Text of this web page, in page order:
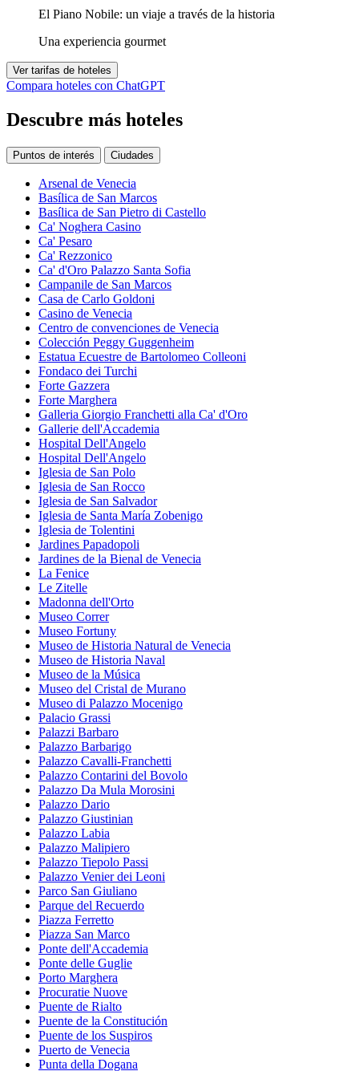
El Piano Nobile: un viaje a través de la historia
Una experiencia gourmet
Ver tarifas de hoteles
Compara hoteles con ChatGPT
Descubre más hoteles
Puntos de interés Ciudades
Arsenal de Venecia
Basílica de San Marcos
Basílica de San Pietro di Castello
Ca' Noghera Casino
Ca' Pesaro
Ca' Rezzonico
Ca' d'Oro Palazzo Santa Sofia
Campanile de San Marcos
Casa de Carlo Goldoni
Casino de Venecia
Centro de convenciones de Venecia
Colección Peggy Guggenheim
Estatua Ecuestre de Bartolomeo Colleoni
Fondaco dei Turchi
Forte Gazzera
Forte Marghera
Galleria Giorgio Franchetti alla Ca' d'Oro
Gallerie dell'Accademia
Hospital Dell'Angelo
Hospital Dell'Angelo
Iglesia de San Polo
Iglesia de San Rocco
Iglesia de San Salvador
Iglesia de Santa María Zobenigo
Iglesia de Tolentini
Jardines Papadopoli
Jardines de la Bienal de Venecia
La Fenice
Le Zitelle
Madonna dell'Orto
Museo Correr
Museo Fortuny
Museo de Historia Natural de Venecia
Museo de Historia Naval
Museo de la Música
Museo del Cristal de Murano
Museo di Palazzo Mocenigo
Palacio Grassi
Palazzi Barbaro
Palazzo Barbarigo
Palazzo Cavalli-Franchetti
Palazzo Contarini del Bovolo
Palazzo Da Mula Morosini
Palazzo Dario
Palazzo Giustinian
Palazzo Labia
Palazzo Malipiero
Palazzo Tiepolo Passi
Palazzo Venier dei Leoni
Parco San Giuliano
Parque del Recuerdo
Piazza Ferretto
Piazza San Marco
Ponte dell'Accademia
Ponte delle Guglie
Porto Marghera
Procuratie Nuove
Puente de Rialto
Puente de la Constitución
Puente de los Suspiros
Puerto de Venecia
Punta della Dogana